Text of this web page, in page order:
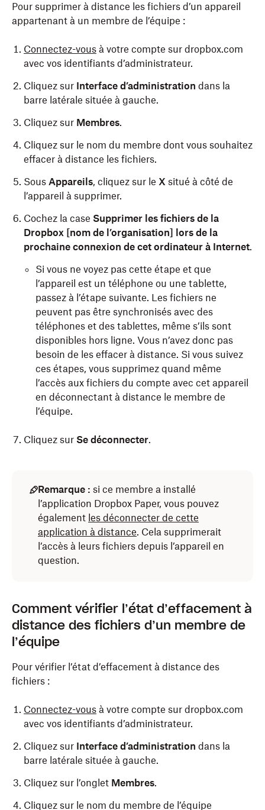
Pour supprimer à distance les fichiers d’un appareil
appartenant à un membre de l’équipe :
Connectez-vous à votre compte sur dropbox.com
avec vos identifiants d’administrateur.
Cliquez sur Interface d’administration dans la
barre latérale située à gauche.
Cliquez sur Membres.
Cliquez sur le nom du membre dont vous souhaitez
effacer à distance les fichiers.
Sous Appareils, cliquez sur le X situé à côté de
l’appareil à supprimer.
Cochez la case Supprimer les fichiers de la
Dropbox [nom de l’organisation] lors de la
prochaine connexion de cet ordinateur à Internet.
Si vous ne voyez pas cette étape et que
l’appareil est un téléphone ou une tablette,
passez à l’étape suivante. Les fichiers ne
peuvent pas être synchronisés avec des
téléphones et des tablettes, même s’ils sont
disponibles hors ligne. Vous n’avez donc pas
besoin de les effacer à distance. Si vous suivez
ces étapes, vous supprimez quand même
l’accès aux fichiers du compte avec cet appareil
en déconnectant à distance le membre de
l’équipe.
Cliquez sur Se déconnecter.
Remarque : si ce membre a installé
l’application Dropbox Paper, vous pouvez
également les déconnecter de cette
application à distance. Cela supprimerait
l’accès à leurs fichiers depuis l’appareil en
question.
Comment vérifier l’état d’effacement à
distance des fichiers d’un membre de
l’équipe
Pour vérifier l’état d’effacement à distance des
fichiers :
Connectez-vous à votre compte sur dropbox.com
avec vos identifiants d’administrateur.
Cliquez sur Interface d’administration dans la
barre latérale située à gauche.
Cliquez sur l’onglet Membres.
Cliquez sur le nom du membre de l’équipe